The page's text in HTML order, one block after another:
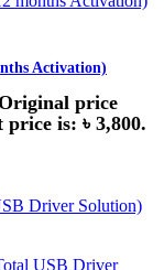
Activation)
price
is: ৳ 3,800.